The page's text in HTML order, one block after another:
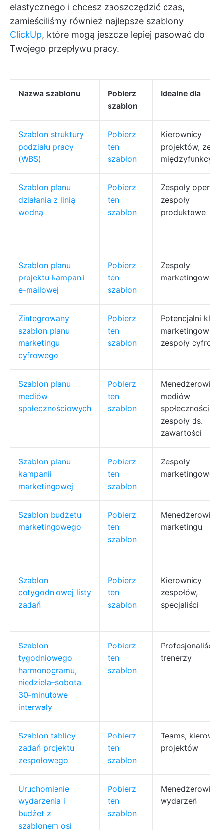
elastycznego i chcesz zaoszczędzić czas,
zamieściliśmy również najlepsze szablony
ClickUp, które mogą jeszcze lepiej pasować do
Twojego przepływu pracy.
Nazwa szablonu
Pobierz
szablon
Idealne dla
Szablon struktury
podziału pracy
(WBS)
Pobierz
ten
szablon
Kierownicy
projektów,
Szablon planu
działania z linią
wodną
Pobierz
ten
szablon
Zespoły
zespoły
produktowe
Szablon planu
projektu kampanii
e-mailowej
Pobierz
ten
szablon
Zespoły
marketingowe
Zintegrowany
szablon planu
marketingu
cyfrowego
Pobierz
ten
szablon
Potencjalni
marketingowi,
zespoły
Szablon planu
mediów
społecznościowych
Pobierz
ten
szablon
Menedżerowie
mediów
zespoły ds.
zawartości
Szablon planu
kampanii
marketingowej
Pobierz
ten
szablon
Zespoły
marketingowe
Szablon budżetu
marketingowego
Pobierz
ten
szablon
Menedżerowie
marketingu
Szablon
cotygodniowej listy
zadań
Pobierz
ten
szablon
Kierownicy
zespołów,
specjaliści
Szablon
tygodniowego
harmonogramu,
niedziela–sobota,
30-minutowe
interwały
Pobierz
ten
szablon
Profesjonaliści,
trenerzy
Szablon tablicy
zadań projektu
zespołowego
Pobierz
ten
szablon
Teams,
projektów
Uruchomienie
wydarzenia i
budżet z
szablonem osi
Pobierz
ten
szablon
Menedżerowie
wydarzeń